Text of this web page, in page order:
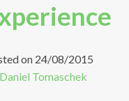
on 24/08/2015
Daniel Tomaschek